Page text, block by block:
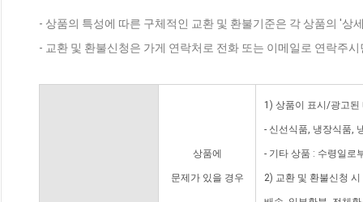
- 상품의 특성에 따른 구체적인 교환 및 환불기준은 각 상품의 '상
- 교환 및 환불신청은 가게 연락처로 전화 또는 이메일로 연락주
상품에
문제가 있을 경우
1) 상품이 표시/광고된
- 신선식품, 냉장식품,
- 기타 상품 : 수령일로
2) 교환 및 환불신청